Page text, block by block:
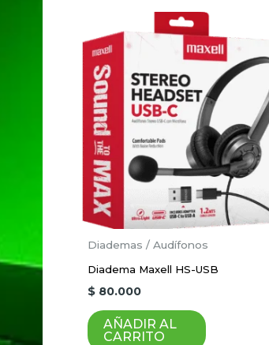
Sé el primero en
Tu dirección de correo
Tu puntuación*
Tu valoración
Nombre*
Guardar mi nombre,
Diademas / Audífonos
Diadema Maxell HS-USB
$ 80.000
AÑADIR AL
CARRITO